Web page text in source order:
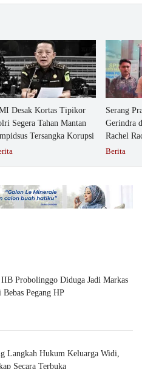
Desak Kortas Tipikor
Segera Tahan Mantan
Tersangka Korupsi
Serang
Gerindra
Rachel
Berita
Probolinggo Diduga Jadi Markas
Pegang HP
Langkah Hukum Keluarga Widi,
Secara Terbuka